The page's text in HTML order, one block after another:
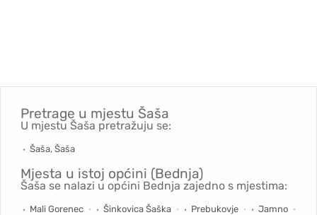
Pretrage u mjestu Šaša
U mjestu Šaša pretražuju se:
Šaša, Šaša
Mjesta u istoj općini (Bednja)
Šaša se nalazi u općini Bednja zajedno s mjestima:
Mali Gorenec Šinkovica Šaška Prebukovje
Jamno